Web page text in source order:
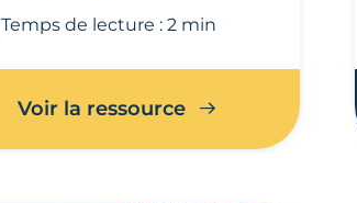
Temps de lecture : 2 min
Voir la ressource